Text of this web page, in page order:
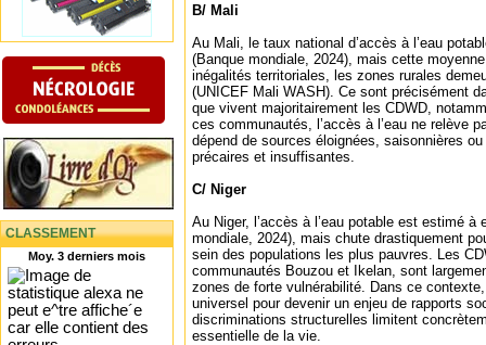
CLASSEMENT
Moy. 3 derniers mois
B/ Mali
Au Mali, le taux national d’accès à l’eau
(Banque mondiale, 2024), mais cette
inégalités territoriales, les zones rurales
(UNICEF Mali WASH). Ce sont précisément
que vivent majoritairement les CDWD,
ces communautés, l’accès à l’eau ne relève
dépend de sources éloignées, saisonnières
précaires et insuffisantes.
C/ Niger
Au Niger, l’accès à l’eau potable est estimé à
mondiale, 2024), mais chute drastiquement
sein des populations les plus pauvres. Les
communautés Bouzou et Ikelan, sont
zones de forte vulnérabilité. Dans ce contexte,
universel pour devenir un enjeu de rapports
discriminations structurelles limitent
essentielle de la vie.